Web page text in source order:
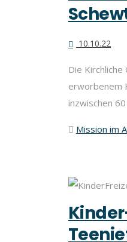
10.10.22
Die
erworbenem
inzwischen
Mission im